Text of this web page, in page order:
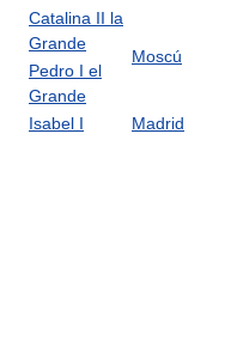
Catalina II la
Grande
Moscú
Pedro I el
Grande
Isabel I Madrid